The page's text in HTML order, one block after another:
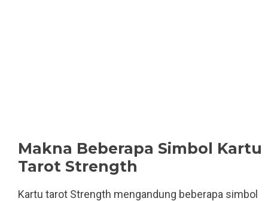
Makna Beberapa Simbol Kartu
Tarot Strength
Kartu tarot Strength mengandung beberapa simbol